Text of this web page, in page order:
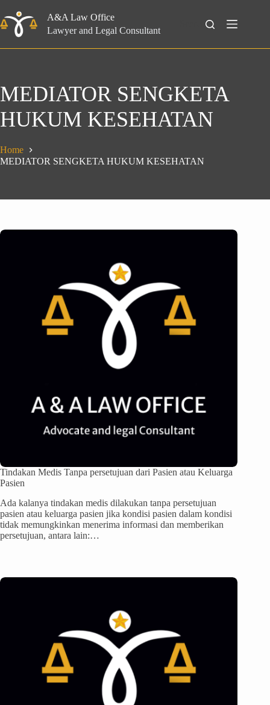
to
content
A&A Law Office
Lawyer and Legal Consultant
Search
MEDIATOR SENGKETA
HUKUM KESEHATAN
Home
MEDIATOR SENGKETA HUKUM KESEHATAN
Tindakan Medis Tanpa persetujuan dari Pasien atau Keluarga
Pasien
Ada kalanya tindakan medis dilakukan tanpa persetujuan
pasien atau keluarga pasien jika kondisi pasien dalam kondisi
tidak memungkinkan menerima informasi dan memberikan
persetujuan, antara lain:…